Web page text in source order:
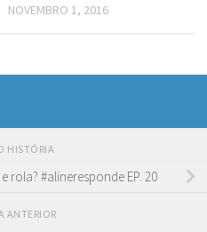
NOVEMBRO 1, 2016
HISTÓRIA
rola? #alineresponde EP. 20
ANTERIOR